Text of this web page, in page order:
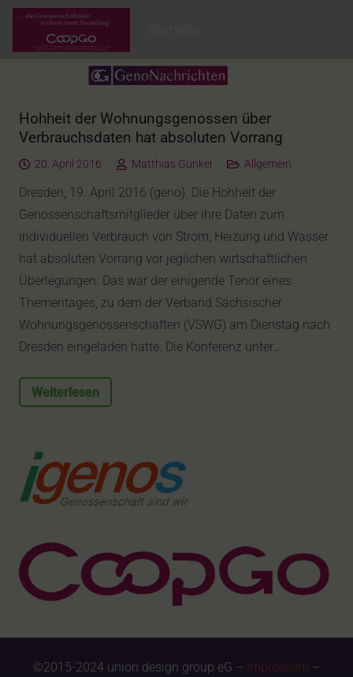
Hohheit der Wohnungsgenossen über
Verbrauchsdaten hat absoluten Vorrang
20. April 2016 Matthias Günkel Allgemein
Dresden, 19. April 2016 (geno). Die Hohheit der
Genossenschaftsmitglieder über ihre Daten zum
individuellen Verbrauch von Strom, Heizung und Wasser
hat absoluten Vorrang vor jeglichen wirtschaftlichen
Überlegungen. Das war der einigende Tenor eines
Thementages, zu dem der Verband Sächsischer
Wohnungsgenossenschaften (VSWG) am Dienstag nach
Dresden eingeladen hatte. Die Konferenz unter…
Weiterlesen
©2015-2024 union design group eG – Impressum –